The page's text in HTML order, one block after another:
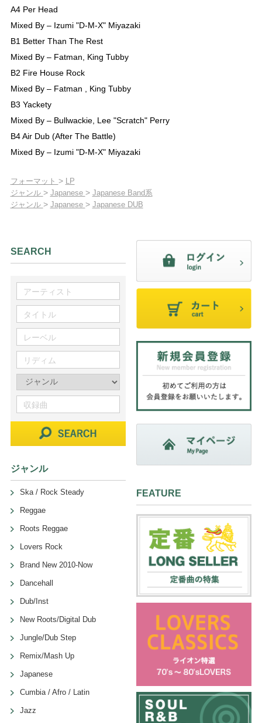
A4 Per Head
Mixed By – Izumi "D-M-X" Miyazaki
B1 Better Than The Rest
Mixed By – Fatman, King Tubby
B2 Fire House Rock
Mixed By – Fatman , King Tubby
B3 Yackety
Mixed By – Bullwackie, Lee "Scratch" Perry
B4 Air Dub (After The Battle)
Mixed By – Izumi "D-M-X" Miyazaki
フォーマット >
LP
ジャンル > Japanese > Japanese Band系
ジャンル > Japanese > Japanese DUB
SEARCH
ジャンル
Ska / Rock Steady
Reggae
Roots Reggae
Lovers Rock
Brand New 2010-Now
Dancehall
Dub/Inst
New Roots/Digital Dub
Jungle/Dub Step
Remix/Mash Up
Japanese
Cumbia / Afro / Latin
Jazz
FEATURE